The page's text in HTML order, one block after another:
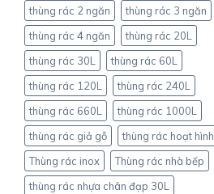
thùng rác 2 ngăn
thùng rác 3 ngăn
thùng rác 4 ngăn
thùng rác 20L
thùng rác 30L
thùng rác 60L
thùng rác 120L
thùng rác 240L
thùng rác 660L
thùng rác 1000L
thùng rác giả gỗ
thùng rác hoạt hình
Thùng rác inox
Thùng rác nhà bếp
thùng rác nhựa chân đạp 30L